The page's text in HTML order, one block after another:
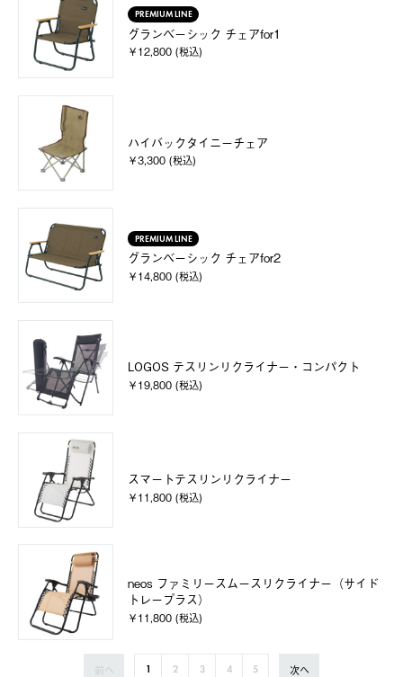
PREMIUM LINE
グランベーシック チェアfor1
￥12,800 (税込)
ハイバックタイニーチェア
￥3,300 (税込)
PREMIUM LINE
グランベーシック チェアfor2
￥14,800 (税込)
LOGOS テスリンリクライナー・コンパクト
￥19,800 (税込)
スマートテスリンリクライナー
￥11,800 (税込)
neos ファミリースムースリクライナー（サイド
トレープラス）
￥11,800 (税込)
前へ 1 2 3 4 5 次へ